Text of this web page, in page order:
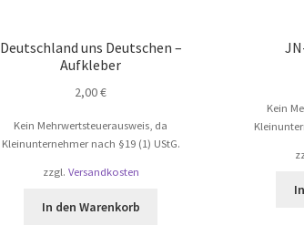
Deutschland uns Deutschen –
Aufkleber
2,00€
Kein Mehrwertsteuerausweis, da
Kleinunternehmer nach §19 (1) UStG.
zzgl. Versandkosten
In den Warenkorb
Kein